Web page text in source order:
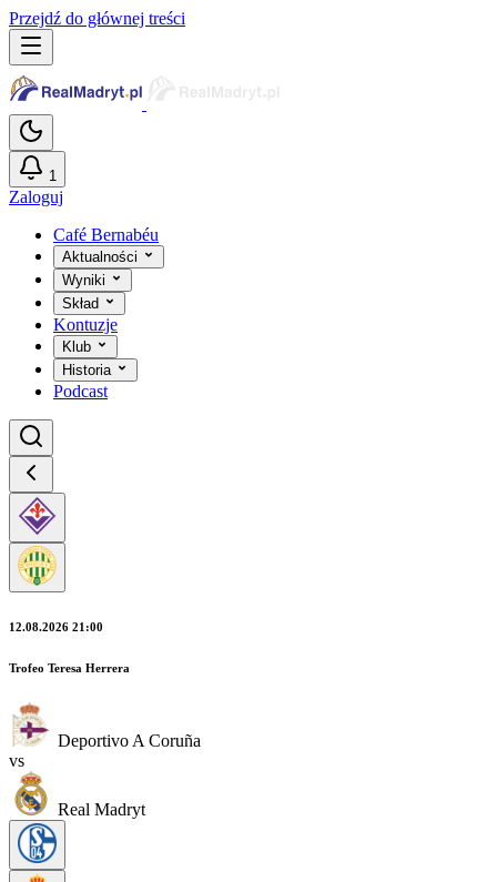
Przejdź do głównej treści
1
Zaloguj
Café Bernabéu
Aktualności
Wyniki
Skład
Kontuzje
Klub
Historia
Podcast
12.08.2026 21:00
Trofeo Teresa Herrera
Deportivo A Coruña
vs
Real Madryt